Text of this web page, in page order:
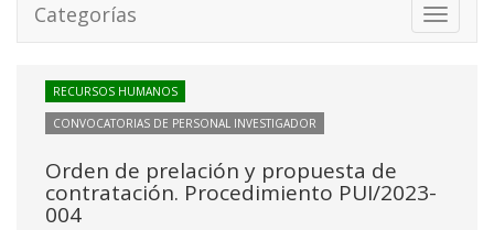
Toggle
Categorías
RECURSOS HUMANOS
CONVOCATORIAS DE PERSONAL INVESTIGADOR
Orden de prelación y propuesta de
contratación. Procedimiento PUI/2023-
004